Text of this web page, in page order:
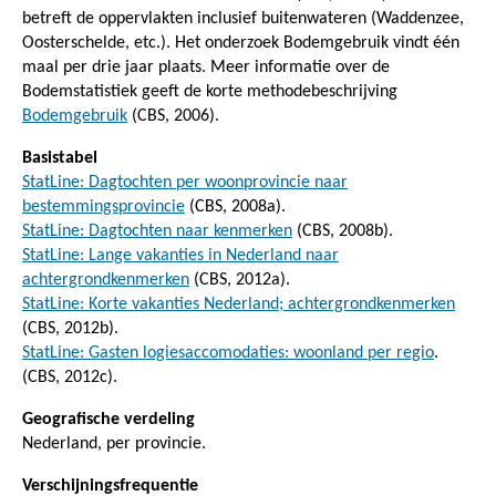
betreft de oppervlakten inclusief buitenwateren (Waddenzee,
Oosterschelde, etc.). Het onderzoek Bodemgebruik vindt één
maal per drie jaar plaats. Meer informatie over de
Bodemstatistiek geeft de korte methodebeschrijving
Bodemgebruik (CBS, 2006).
Basistabel
StatLine: Dagtochten per woonprovincie naar
bestemmingsprovincie (CBS, 2008a).
StatLine: Dagtochten naar kenmerken (CBS, 2008b).
StatLine: Lange vakanties in Nederland naar
achtergrondkenmerken (CBS, 2012a).
StatLine: Korte vakanties Nederland; achtergrondkenmerken
(CBS, 2012b).
StatLine: Gasten logiesaccomodaties: woonland per regio.
(CBS, 2012c).
Geografische verdeling
Nederland, per provincie.
Verschijningsfrequentie